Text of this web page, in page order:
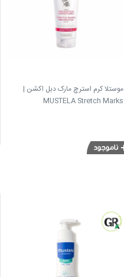
موستلا کرم استرچ مارک دبل اکشن |
MUSTELA Stretch Marks